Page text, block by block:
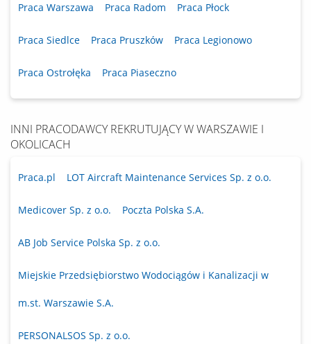
Praca Warszawa Praca Radom Praca Płock
Praca Siedlce Praca Pruszków Praca Legionowo
Praca Ostrołęka Praca Piaseczno
INNI PRACODAWCY REKRUTUJĄCY W WARSZAWIE I
OKOLICACH
Praca.pl LOT Aircraft Maintenance Services Sp. z o.o.
Medicover Sp. z o.o. Poczta Polska S.A.
AB Job Service Polska Sp. z o.o.
Miejskie Przedsiębiorstwo Wodociągów i Kanalizacji w
m.st. Warszawie S.A.
PERSONALSOS Sp. z o.o.